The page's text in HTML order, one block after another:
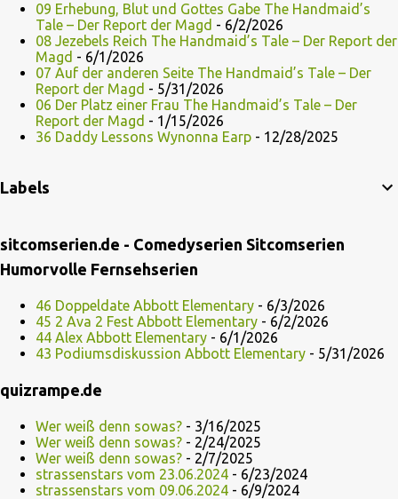
09 Erhebung, Blut und Gottes Gabe The Handmaid’s
Tale – Der Report der Magd - 6/2/2026
08 Jezebels Reich The Handmaid’s Tale – Der Report der
Magd - 6/1/2026
07 Auf der anderen Seite The Handmaid’s Tale – Der
Report der Magd - 5/31/2026
06 Der Platz einer Frau The Handmaid’s Tale – Der
Report der Magd - 1/15/2026
36 Daddy Lessons Wynonna Earp - 12/28/2025
Labels
sitcomserien.de - Comedyserien Sitcomserien
Humorvolle Fernsehserien
46 Doppeldate Abbott Elementary - 6/3/2026
45 2 Ava 2 Fest Abbott Elementary - 6/2/2026
44 Alex Abbott Elementary - 6/1/2026
43 Podiumsdiskussion Abbott Elementary - 5/31/2026
quizrampe.de
Wer weiß denn sowas? - 3/16/2025
Wer weiß denn sowas? - 2/24/2025
Wer weiß denn sowas? - 2/7/2025
strassenstars vom 23.06.2024 - 6/23/2024
strassenstars vom 09.06.2024 - 6/9/2024